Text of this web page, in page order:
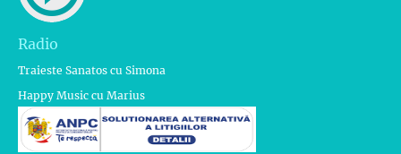
Radio
Traieste Sanatos cu Simona
Happy Music cu Marius